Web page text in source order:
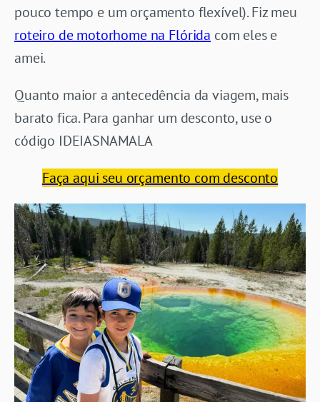
pouco tempo e um orçamento flexível). Fiz meu
roteiro de motorhome na Flórida com eles e
amei.
Quanto maior a antecedência da viagem, mais
barato fica. Para ganhar um desconto, use o
código IDEIASNAMALA
Faça aqui seu orçamento com desconto